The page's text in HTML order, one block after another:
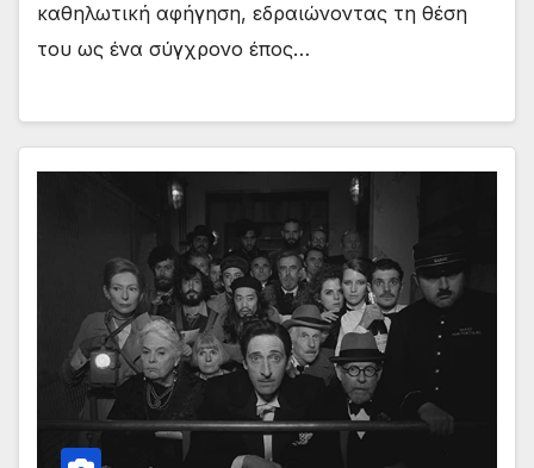
καθηλωτική αφήγηση, εδραιώνοντας τη θέση
του ως ένα σύγχρονο έπος…